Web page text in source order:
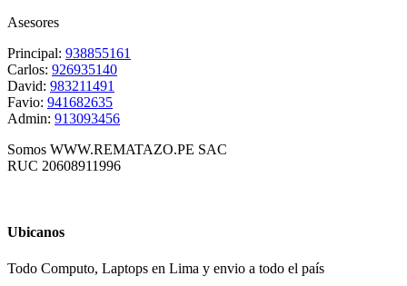
Asesores
Principal: 938855161
Carlos: 926935140
David: 983211491
Favio: 941682635
Admin: 913093456
Somos WWW.REMATAZO.PE SAC
RUC 20608911996
Ubicanos
Todo Computo, Laptops en Lima y envio a todo el país